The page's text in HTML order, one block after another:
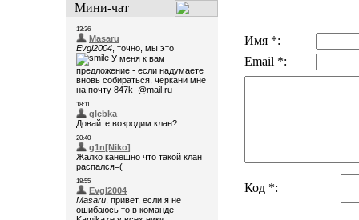
Мини-чат
Имя *:
Email *:
Код *: